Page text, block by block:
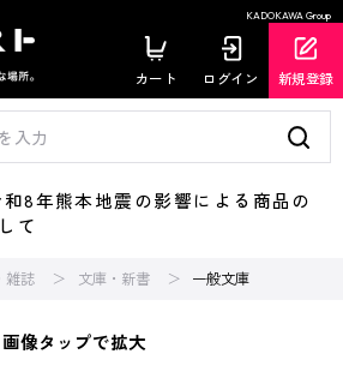
KADOKAWA Group
カート ログイン 新規登録
年熊本地震の影響による商品の
て
雑誌 文庫・新書 一般文庫
画像タップで拡大